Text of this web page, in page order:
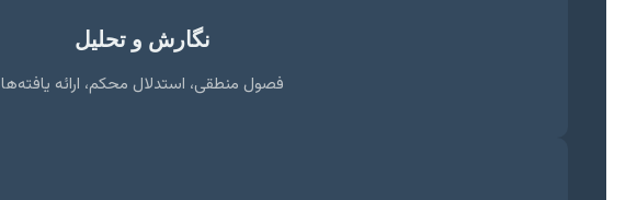
نگارش و تحلیل
فصول منطقی، استدلال محکم، ارائه یافته‌ها